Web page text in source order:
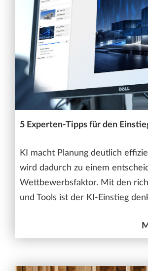
5 Experten-Tipps für den
KI macht Planung deutlich
wird dadurch zu einem
Wettbewerbsfaktor. Mit den
und Tools ist der KI-Einstieg